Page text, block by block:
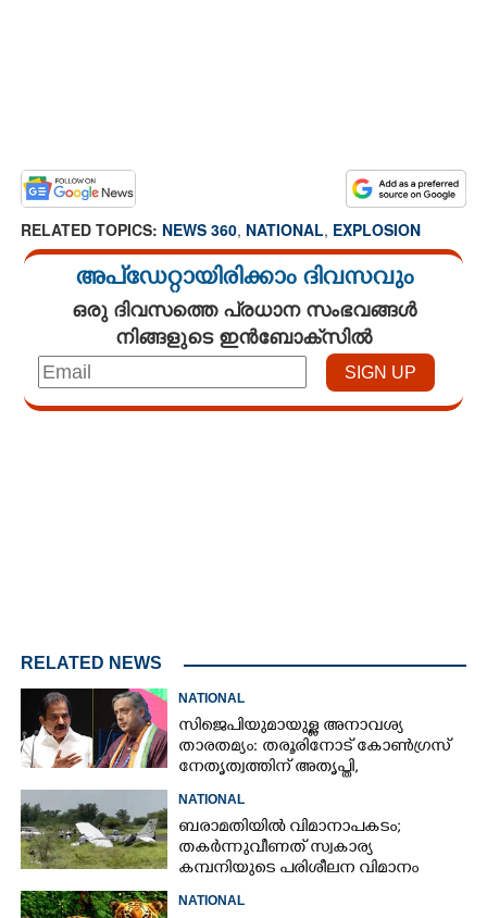
RELATED TOPICS: NEWS 360, NATIONAL, EXPLOSION
അപ്ഡേറ്റായിരിക്കാം ദിവസവും
ഒരു ദിവസത്തെ പ്രധാന സംഭവങ്ങൾ
നിങ്ങളുടെ ഇൻബോക്സിൽ
RELATED NEWS
NATIONAL
സിജെപിയുമായുള്ള അനാവശ്യ
താരതമ്യം: തരൂരിനോട് കോൺഗ്രസ്
നേതൃത്വത്തിന് അതൃപ്തി,
താക്കീതുമായി കെസി
വേണുഗോപാൽ
NATIONAL
ബരാമതിയിൽ വിമാനാപകടം;
തകർന്നുവീണത് സ്വകാര്യ
കമ്പനിയുടെ പരിശീലന വിമാനം
NATIONAL